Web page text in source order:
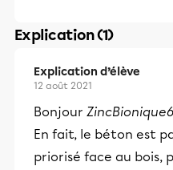
Explication (1)
Explication d’élève
12 août 2021
Bonjour
En fait, le béton est
priorisé face au bois,